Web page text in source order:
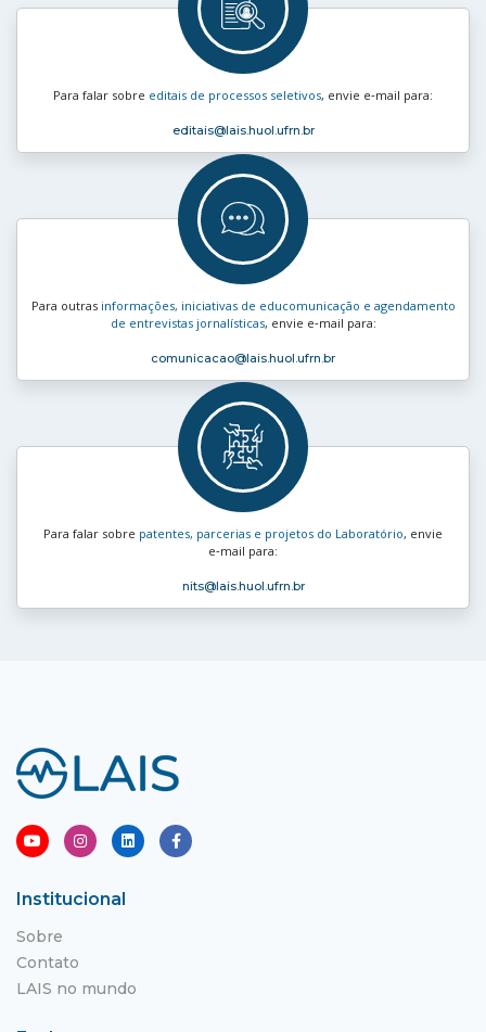
Para falar sobre editais de processos seletivos, envie e‑mail para:
editais@lais.huol.ufrn.br
Para outras informações, iniciativas de educomunicação e agendamento
de entrevistas jornalísticas, envie e‑mail para:
comunicacao@lais.huol.ufrn.br
Para falar sobre patentes, parcerias e projetos do Laboratório, envie
e‑mail para:
nits@lais.huol.ufrn.br
Institucional
Sobre
Contato
LAIS no mundo